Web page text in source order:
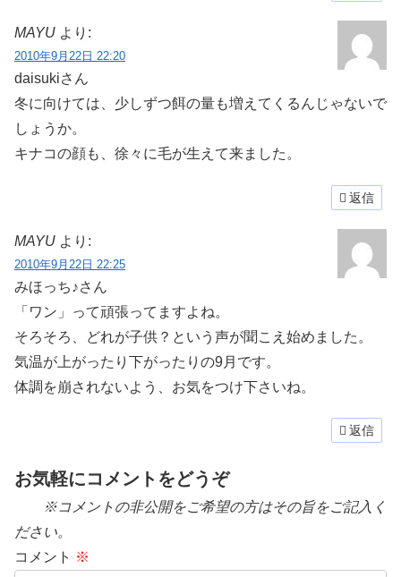
MAYU より:
2010年9月22日 22:20
daisukiさん
冬に向けては、少しずつ餌の量も増えてくるんじゃないで
しょうか。
キナコの顔も、徐々に毛が生えて来ました。
返信
MAYU より:
2010年9月22日 22:25
みほっち♪さん
「ワン」って頑張ってますよね。
そろそろ、どれが子供？という声が聞こえ始めました。
気温が上がったり下がったりの9月です。
体調を崩されないよう、お気をつけ下さいね。
返信
お気軽にコメントをどうぞ
※コメントの非公開をご希望の方はその旨をご記入く
ださい。
コメント ※